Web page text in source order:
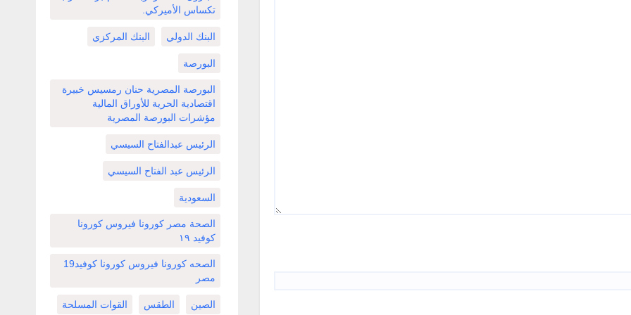
تكساس الأميركي.
البنك الدولي البنك المركزي
البورصة
البورصة المصرية حنان رمسيس خبيرة
اقتصادية الحرية للأوراق المالية
مؤشرات البورصة المصرية
الرئيس عبدالفتاح السيسي
الرئيس عبد الفتاح السيسي
السعودية
الصحة مصر كورونا فيروس كورونا
كوفيد ١٩
الصحه كورونا فيروس كورونا كوفيد19
مصر
الصين الطقس القوات المسلحة